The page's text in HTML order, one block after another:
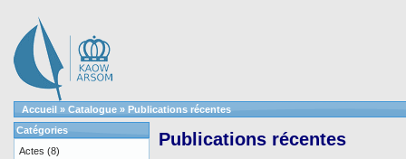
Accueil » Catalogue » Publications récentes
Publications récentes
Catégories
Actes (8)